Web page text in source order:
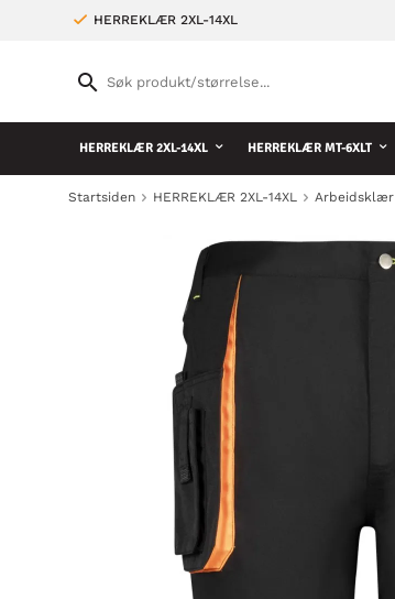
HERREKLÆR 2XL-14XL
HERREKLÆR 2XL-14XL HERREKLÆR MT-6XLT
Startsiden HERREKLÆR 2XL-14XL Arbeidsklær